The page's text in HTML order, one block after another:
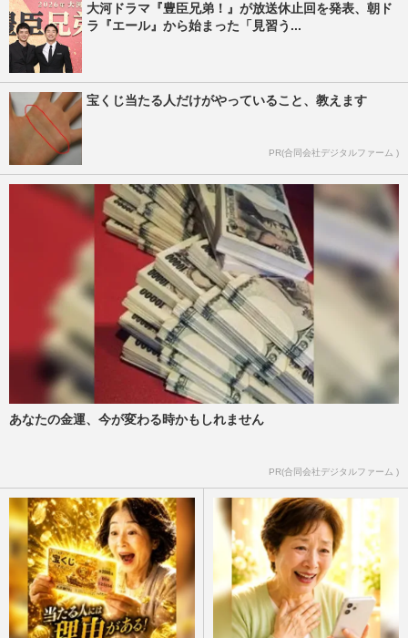
大河ドラマ『豊臣兄弟！』が放送休止回を発表、朝ド
ラ『エール』から始まった「見習う...
宝くじ当たる人だけがやっていること、教えます
PR(合同会社デジタルファーム )
あなたの金運、今が変わる時かもしれません
PR(合同会社デジタルファーム )